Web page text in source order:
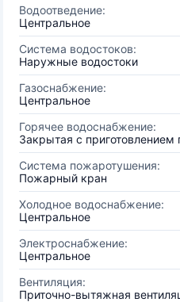
Водоотведение:
Центральное
Система водостоков:
Наружные водостоки
Газоснабжение:
Центральное
Горячее водоснабжение:
Закрытая с
Система пожаротушения:
Пожарный кран
Холодное водоснабжение:
Центральное
Электроснабжение:
Центральное
Вентиляция:
Приточно-вытяжная